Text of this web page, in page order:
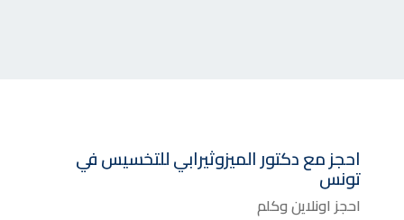
احجز مع دكتور الميزوثيرابي للتخسيس في
تونس
احجز اونلاين وكلم